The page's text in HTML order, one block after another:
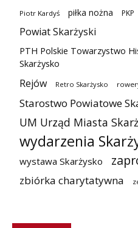
Piotr Kardyś piłka nożna PKP
Powiat Skarżyski
PTH Polskie Towarzystwo
Skarżysko
Rejów Retro Skarżysko
Starostwo Powiatowe
UM Urząd Miasta
wydarzenia
wystawa Skarżysko
zbiórka charytatywna